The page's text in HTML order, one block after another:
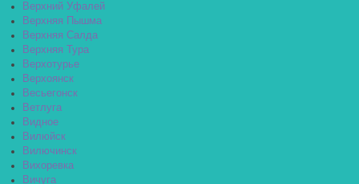
Верхний Уфалей
Верхняя Пышма
Верхняя Салда
Верхняя Тура
Верхотурье
Верхоянск
Весьегонск
Ветлуга
Видное
Вилюйск
Вилючинск
Вихоревка
Вичуга